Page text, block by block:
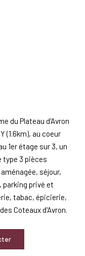
du Plateau d'Avron
(1.6km), au coeur
1er étage sur 3, un
type 3 pièces
séjour,
parking privé et
tabac, épicierie,
Coteaux d'Avron.